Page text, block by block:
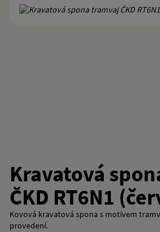
Kravatová
ČKD RT6N1
Kovová kravatová spona s motivem
provedení.